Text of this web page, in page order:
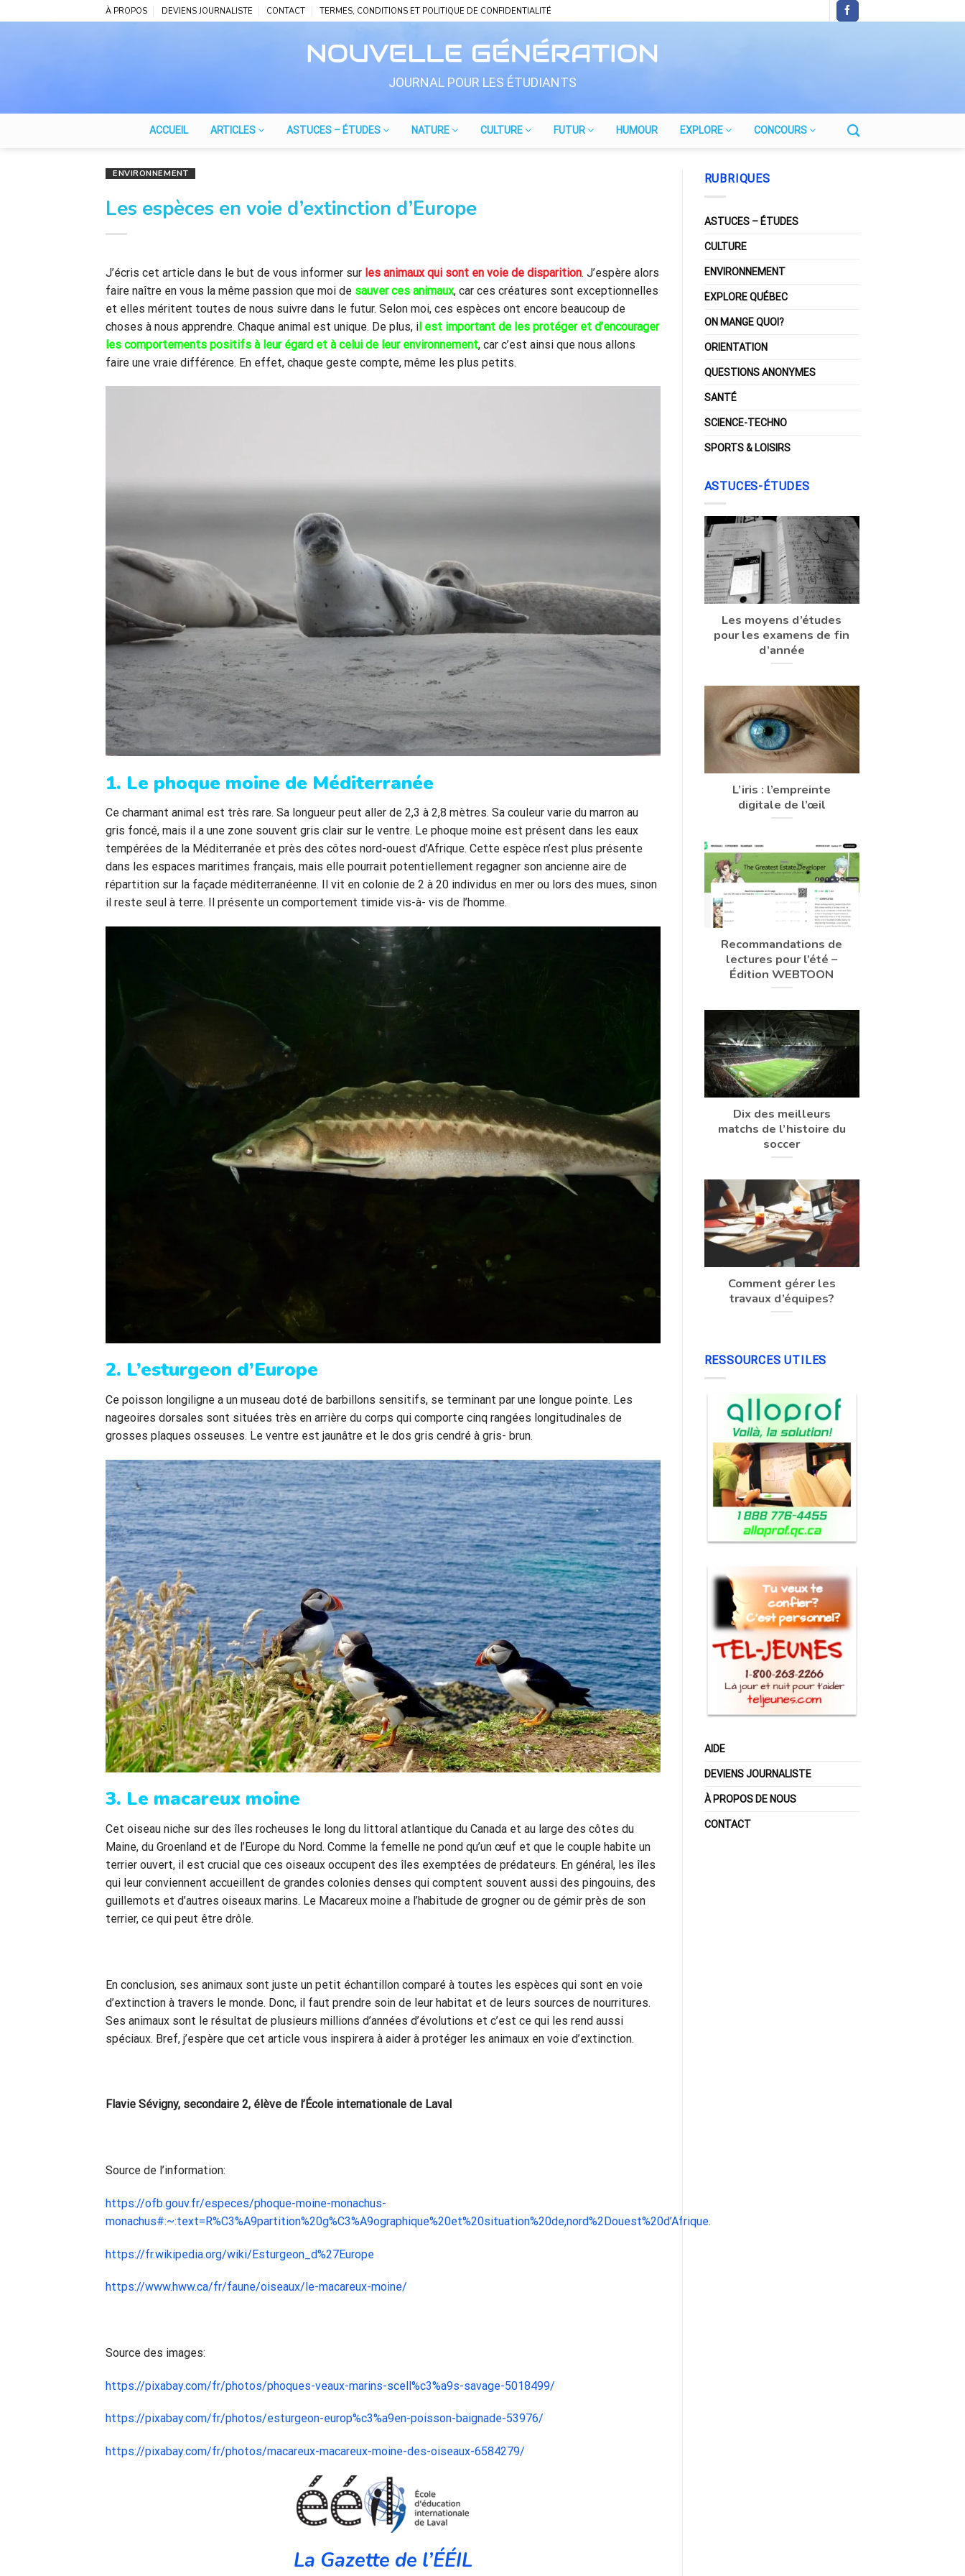
to
À PROPOS DEVIENS JOURNALISTE CONTACT TERMES, CONDITIONS ET POLITIQUE DE CONFIDENTIALITÉ
JOURNAL POUR LES ÉTUDIANTS
ACCUEIL ARTICLES ASTUCES – ÉTUDES NATURE CULTURE FUTUR HUMOUR EXPLORE CONCOURS
ENVIRONNEMENT
Les espèces en voie d’extinction d’Europe
J’écris cet article dans le but de vous informer sur les animaux qui sont en voie de disparition. J’espère alors
faire naître en vous la même passion que moi de sauver ces animaux, car ces créatures sont exceptionnelles
et elles méritent toutes de nous suivre dans le futur. Selon moi, ces espèces ont encore beaucoup de
choses à nous apprendre. Chaque animal est unique. De plus, il est important de les protéger et d’encourager
les comportements positifs à leur égard et à celui de leur environnement, car c’est ainsi que nous allons
faire une vraie différence. En effet, chaque geste compte, même les plus petits.
1. Le phoque moine de Méditerranée
Ce charmant animal est très rare. Sa longueur peut aller de 2,3 à 2,8 mètres. Sa couleur varie du marron au
gris foncé, mais il a une zone souvent gris clair sur le ventre. Le phoque moine est présent dans les eaux
tempérées de la Méditerranée et près des côtes nord-ouest d’Afrique. Cette espèce n’est plus présente
dans les espaces maritimes français, mais elle pourrait potentiellement regagner son ancienne aire de
répartition sur la façade méditerranéenne. Il vit en colonie de 2 à 20 individus en mer ou lors des mues, sinon
il reste seul à terre. Il présente un comportement timide vis-à- vis de l’homme.
2. L’esturgeon d’Europe
Ce poisson longiligne a un museau doté de barbillons sensitifs, se terminant par une longue pointe. Les
nageoires dorsales sont situées très en arrière du corps qui comporte cinq rangées longitudinales de
grosses plaques osseuses. Le ventre est jaunâtre et le dos gris cendré à gris- brun.
3. Le macareux moine
Cet oiseau niche sur des îles rocheuses le long du littoral atlantique du Canada et au large des côtes du
Maine, du Groenland et de l’Europe du Nord. Comme la femelle ne pond qu’un œuf et que le couple habite un
terrier ouvert, il est crucial que ces oiseaux occupent des îles exemptées de prédateurs. En général, les îles
qui leur conviennent accueillent de grandes colonies denses qui comptent souvent aussi des pingouins, des
guillemots et d’autres oiseaux marins. Le Macareux moine a l’habitude de grogner ou de gémir près de son
terrier, ce qui peut être drôle.
En conclusion, ses animaux sont juste un petit échantillon comparé à toutes les espèces qui sont en voie
d’extinction à travers le monde. Donc, il faut prendre soin de leur habitat et de leurs sources de nourritures.
Ses animaux sont le résultat de plusieurs millions d’années d’évolutions et c’est ce qui les rend aussi
spéciaux. Bref, j’espère que cet article vous inspirera à aider à protéger les animaux en voie d’extinction.
Flavie Sévigny, secondaire 2, élève de l’École internationale de Laval
Source de l’information:
https://ofb.gouv.fr/especes/phoque-moine-monachus-
monachus#:~:text=R%C3%A9partition%20g%C3%A9ographique%20et%20situation%20de,nord%2Douest%20d’Afrique.
https://fr.wikipedia.org/wiki/Esturgeon_d%27Europe
https://www.hww.ca/fr/faune/oiseaux/le-macareux-moine/
Source des images:
https://pixabay.com/fr/photos/phoques-veaux-marins-scell%c3%a9s-savage-5018499/
https://pixabay.com/fr/photos/esturgeon-europ%c3%a9en-poisson-baignade-53976/
https://pixabay.com/fr/photos/macareux-macareux-moine-des-oiseaux-6584279/
La Gazette de l’ÉÉIL
RUBRIQUES
ASTUCES – ÉTUDES
CULTURE
ENVIRONNEMENT
EXPLORE QUÉBEC
ON MANGE QUOI?
ORIENTATION
QUESTIONS ANONYMES
SANTÉ
SCIENCE-TECHNO
SPORTS & LOISIRS
ASTUCES-ÉTUDES
Les moyens d’études
pour les examens de fin
d’année
L’iris : l’empreinte
digitale de l’œil
Recommandations de
lectures pour l’été –
Édition WEBTOON
Dix des meilleurs
matchs de l’histoire du
soccer
Comment gérer les
travaux d’équipes?
RESSOURCES UTILES
AIDE
DEVIENS JOURNALISTE
À PROPOS DE NOUS
CONTACT